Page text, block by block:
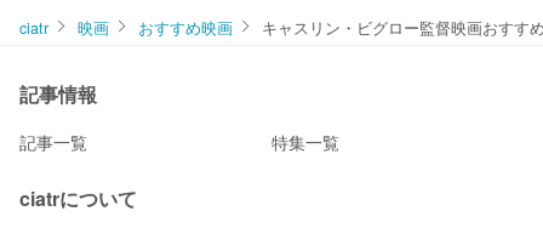
ciatr 映画 おすすめ映画 キャスリン・ビグロー監督映画おすす
記事情報
記事一覧 特集一覧
ciatrについて